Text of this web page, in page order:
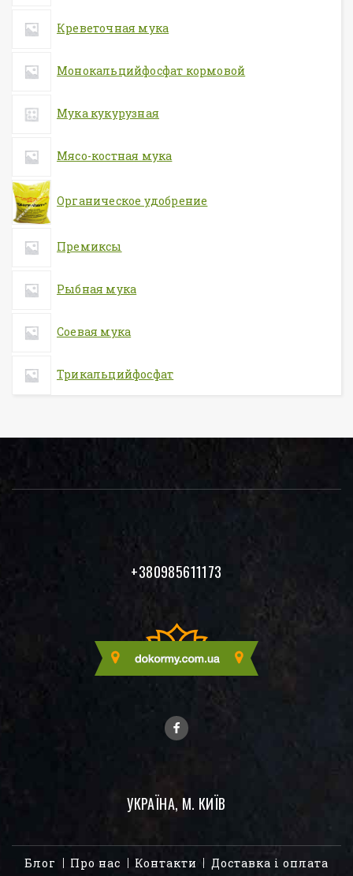
Креветочная мука
Монокальцийфосфат кормовой
Мука кукурузная
Мясо-костная мука
Органическое удобрение
Премиксы
Рыбная мука
Соевая мука
Трикальцийфосфат
+380985611173
УКРАЇНА, М. КИЇВ
Блог Про нас Контакти Доставка і оплата